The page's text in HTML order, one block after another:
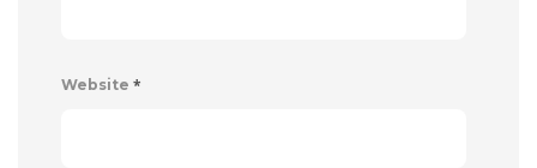
Website *